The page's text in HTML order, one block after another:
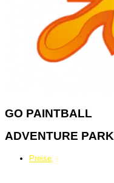
GO PAINTBALL
ADVENTURE PARK
Preise